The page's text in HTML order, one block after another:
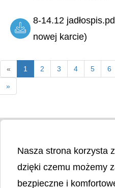
8-14.12
nowej karcie)
« 1 2 3 4 5 6
»
Nasza strona korzysta
dzięki czemu możemy
bezpieczne i